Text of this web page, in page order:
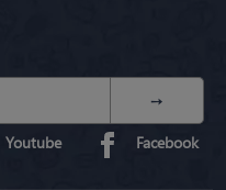
Youtube Facebook